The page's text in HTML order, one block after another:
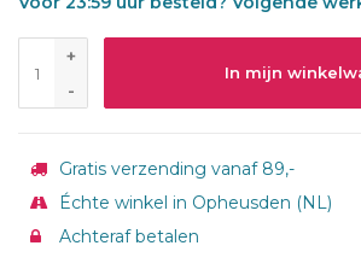
+
-
In mijn
Gratis verzending vanaf 89,-
Échte winkel in Opheusden (NL)
Achteraf betalen